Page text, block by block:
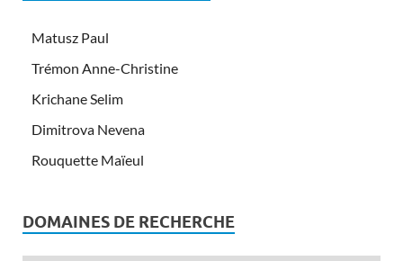
Matusz Paul
Trémon Anne-Christine
Krichane Selim
Dimitrova Nevena
Rouquette Maïeul
DOMAINES DE RECHERCHE